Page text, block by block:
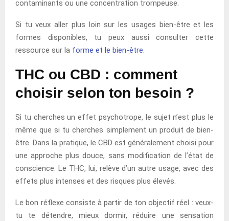
contaminants ou une concentration trompeuse.
Si tu veux aller plus loin sur les usages bien-être et les
formes disponibles, tu peux aussi consulter cette
ressource sur la forme et le bien-être
THC ou CBD : comment
choisir selon ton besoin ?
Si tu cherches un effet psychotrope, le sujet n’est plus le
même que si tu cherches simplement un produit de bien-
être. Dans la pratique, le CBD est généralement choisi pour
une approche plus douce, sans modification de l’état de
conscience. Le THC, lui, relève d’un autre usage, avec des
effets plus intenses et des risques plus élevés.
Le bon réflexe consiste à partir de ton objectif réel : veux-
tu te détendre, mieux dormir, réduire une sensation